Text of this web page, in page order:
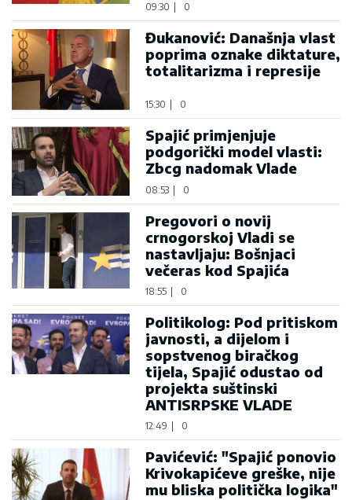
09:30 0
Đukanović: Današnja vlast
poprima oznake diktature,
totalitarizma i represije
15:30 0
Spajić primjenjuje
podgorički model vlasti:
Zbcg nadomak Vlade
08:53 0
Pregovori o novij
crnogorskoj Vladi se
nastavljaju: Bošnjaci
večeras kod Spajića
18:55 0
Politikolog: Pod pritiskom
javnosti, a dijelom i
sopstvenog biračkog
tijela, Spajić odustao od
projekta suštinski
ANTISRPSKE VLADE
12:49 0
Pavićević: "Spajić ponovio
Krivokapićeve greške, nije
mu bliska politička logika"